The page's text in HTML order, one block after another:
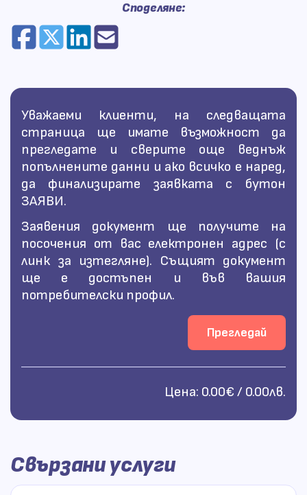
След приключването на заявката,
договорът ще бъде достъпен за
изтегляне.
потребител, споразумението ще бъде
достъпно във вашия потребителски
профил. След пълното попълване на
договора, можете да посетите
нотариус за заверка.
Споделяне:
Уважаеми клиенти, на следващата
страница ще имате възможност да
прегледате и сверите още веднъж
попълнените данни и ако всичко е наред,
да финализирате заявката с бутон
ЗАЯВИ.
Заявения документ ще получите на
посочения от вас електронен адрес (с
линк за изтегляне). Същият документ
ще е достъпен и във вашия
потребителски профил.
Прегледай
Цена: 0.00€ / 0.00лв.
Свързани услуги